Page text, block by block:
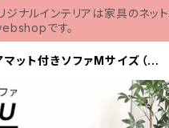
ジナルインテリアは家具のネッ
です。
ット付きソファMサイズ（幅2
Plateau-プラトー- SH-
SF | 家具の通販専門店